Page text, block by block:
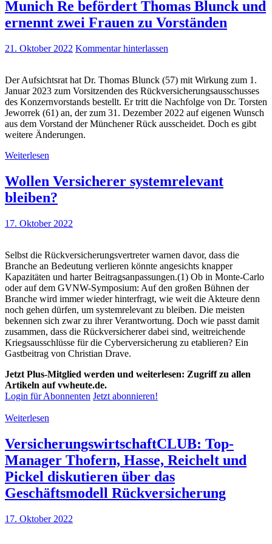
Munich Re befördert Thomas Blunck und
ernennt zwei Frauen zu Vorständen
21. Oktober 2022 Kommentar hinterlassen
Der Aufsichtsrat hat Dr. Thomas Blunck (57) mit Wirkung zum 1.
Januar 2023 zum Vorsitzenden des Rückversicherungsausschusses
des Konzernvorstands bestellt. Er tritt die Nachfolge von Dr. Torsten
Jeworrek (61) an, der zum 31. Dezember 2022 auf eigenen Wunsch
aus dem Vorstand der Münchener Rück ausscheidet. Doch es gibt
weitere Änderungen.
Weiterlesen
Wollen Versicherer systemrelevant
bleiben?
17. Oktober 2022
Selbst die Rückversicherungsvertreter warnen davor, dass die
Branche an Bedeutung verlieren könnte angesichts knapper
Kapazitäten und harter Beitragsanpassungen.(1) Ob in Monte-Carlo
oder auf dem GVNW-Symposium: Auf den großen Bühnen der
Branche wird immer wieder hinterfragt, wie weit die Akteure denn
noch gehen dürfen, um systemrelevant zu bleiben. Die meisten
bekennen sich zwar zu ihrer Verantwortung. Doch wie passt damit
zusammen, dass die Rückversicherer dabei sind, weitreichende
Kriegsausschlüsse für die Cyberversicherung zu etablieren? Ein
Gastbeitrag von Christian Drave.
Jetzt Plus-Mitglied werden und weiterlesen: Zugriff zu allen
Artikeln auf vwheute.de.
Login für Abonnenten Jetzt abonnieren!
Weiterlesen
VersicherungswirtschaftCLUB: Top-
Manager Thofern, Hasse, Reichelt und
Pickel diskutieren über das
Geschäftsmodell Rückversicherung
17. Oktober 2022